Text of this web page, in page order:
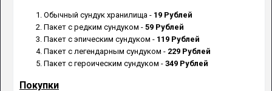
Обычный сундук хранилища - 19 Рублей
Пакет с редким сундуком - 59 Рублей
Пакет с эпическим сундуком - 119 Рублей
Пакет с легендарным сундуком - 229 Рублей
Пакет с героическим сундуком - 349 Рублей
Покупки